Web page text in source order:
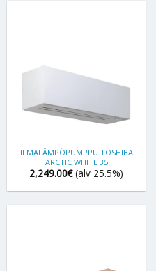
ILMALÄMPÖPUMPPU TOSHIBA
ARCTIC WHITE 35
2,249.00€ (alv 25.5%)